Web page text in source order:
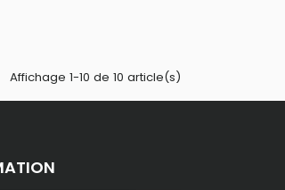
Affichage 1-10 de 10 article(s)